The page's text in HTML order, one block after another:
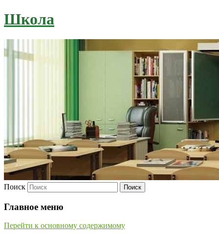
Школа
Поиск
Главное меню
Перейти к основному содержимому